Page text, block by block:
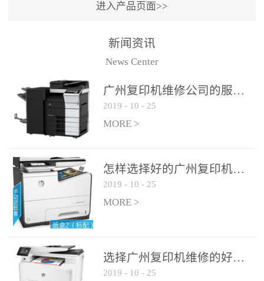
进入产品页面>>
新闻资讯
News Center
广州复印机维修公司的服务如何?
2019 - 10 - 25
MORE >
怎样选择好的广州复印机维修公司?
2019 - 10 - 25
MORE >
选择广州复印机维修的好处有哪些?
2019 - 10 - 25